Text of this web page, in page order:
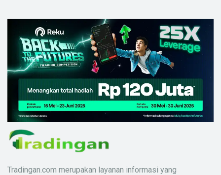
Tradingan.com merupakan layanan informasi yang